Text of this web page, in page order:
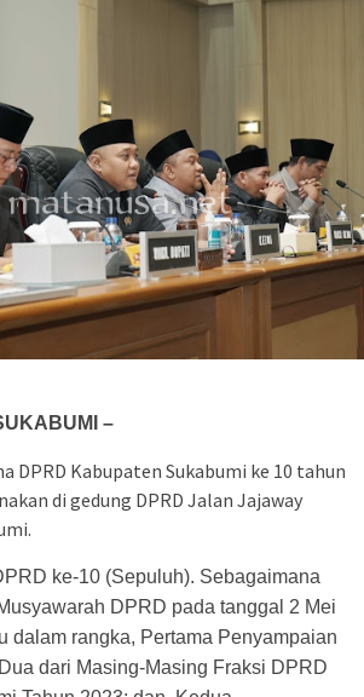
–
DPRD Kabupaten Sukabumi ke 10 tahun
di gedung DPRD Jalan Jajaway
ke-10 (Sepuluh). Sebagaimana
DPRD pada tanggal 2 Mei
dalam rangka, Pertama Penyampaian
dari Masing-Masing Fraksi DPRD